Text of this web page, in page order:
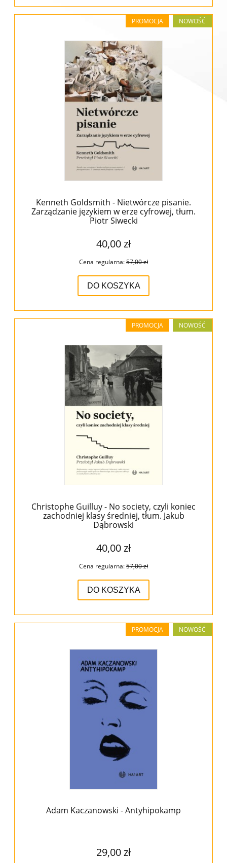
Kenneth Goldsmith - Nietwórcze pisanie.
Zarządzanie językiem w erze cyfrowej, tłum.
Piotr Siwecki
40,00 zł
Cena regularna:57,00 zł
DO KOSZYKA
PROMOCJA NOWOŚĆ
Christophe Guilluy - No society, czyli koniec
zachodniej klasy średniej, tłum. Jakub
Dąbrowski
40,00 zł
Cena regularna:57,00 zł
DO KOSZYKA
PROMOCJA NOWOŚĆ
Adam Kaczanowski - Antyhipokamp
29,00 zł
PROMOCJA NOWOŚĆ